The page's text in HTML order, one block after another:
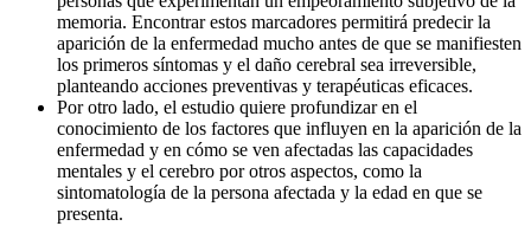
memoria. Encontrar estos marcadores permitirá predecir la
aparición de la enfermedad mucho antes de que se manifiesten
los primeros síntomas y el daño cerebral sea irreversible,
planteando acciones preventivas y terapéuticas eficaces.
Por otro lado, el estudio quiere profundizar en el
conocimiento de los factores que influyen en la aparición de la
enfermedad y en cómo se ven afectadas las capacidades
mentales y el cerebro por otros aspectos, como la
sintomatología de la persona afectada y la edad en que se
presenta.